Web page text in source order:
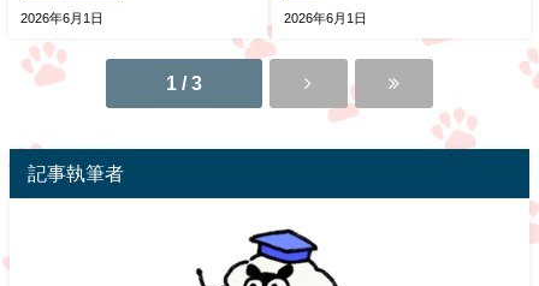
2026年6月1日 2026年6月1日
1 / 3
記事執筆者